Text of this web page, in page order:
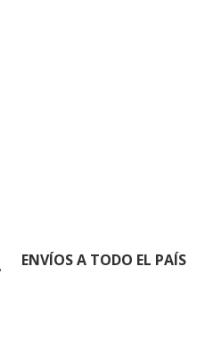
ENVÍOS A TODO EL PAÍS